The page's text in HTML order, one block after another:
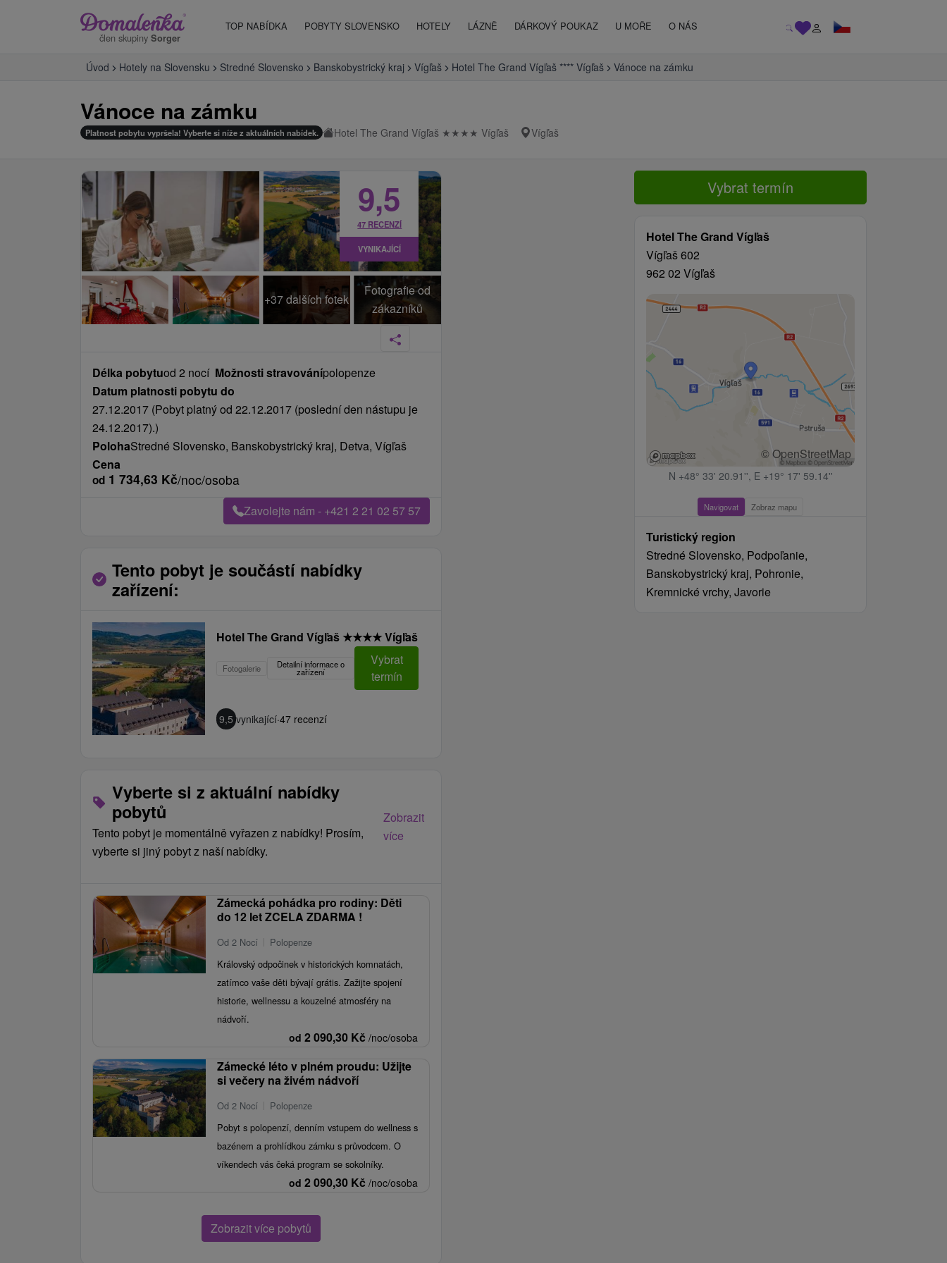
člen skupiny Sorger
TOP NABÍDKA POBYTY SLOVENSKO HOTELY LÁZNĚ DÁRKOVÝ POUKAZ U MOŘE O NÁS
Úvod Hotely na Slovensku Stredné Slovensko Banskobystrický kraj Vígľaš Hotel The Grand Vígľaš **** Vígľaš Vánoce na zámku
Vánoce na zámku
Platnost pobytu vypršela! Vyberte si níže z aktuálních nabídek. Hotel The Grand Vígľaš ★ ★ ★ ★ Vígľaš Vígľaš
Vybrat termín
Hotel The Grand Vígľaš
Vígľaš 602
962 02 Vígľaš
© OpenStreetMap
N +48° 33' 20.91'', E +19° 17' 59.14''
Navigovat Zobraz mapu
Turistický region
Stredné Slovensko, Podpoľanie,
Banskobystrický kraj, Pohronie,
Kremnické vrchy, Javorie
+37 dalších fotek
Fotografie od
zákazníků
9,5
47 RECENZÍ
VYNIKAJÍCÍ
Délka pobytuod 2 nocí Možnosti stravovánípolopenze
Datum platnosti pobytu do
27.12.2017 (Pobyt platný od 22.12.2017 (poslední den nástupu je
24.12.2017).)
PolohaStredné Slovensko, Banskobystrický kraj, Detva, Vígľaš
Cena
od 1 734,63 Kč/noc/osoba
Zavolejte nám - +421 2 21 02 57 57
Tento pobyt je součástí nabídky
zařízení:
Hotel The Grand Vígľaš ★★★★Vígľaš
Fotogalerie Detailní informace o
zařízení
Vybrat
termín
9,5 vynikající·47 recenzí
Vyberte si z aktuální nabídky
pobytů
Tento pobyt je momentálně vyřazen z nabídky! Prosím,
vyberte si jiný pobyt z naší nabídky.
Zobrazit
více
Zámecká pohádka pro rodiny: Děti
do 12 let ZCELA ZDARMA !
Od 2 Nocí
Polopenze
Královský odpočinek v historických komnatách,
zatímco vaše děti bývají grátis. Zažijte spojení
historie, wellnessu a kouzelné atmosféry na
nádvoří.
od 2 090,30 Kč /noc/osoba
Zámecké léto v plném proudu: Užijte
si večery na živém nádvoří
Od 2 Nocí
Polopenze
Pobyt s polopenzí, denním vstupem do wellness s
bazénem a prohlídkou zámku s průvodcem. O
víkendech vás čeká program se sokolníky.
od 2 090,30 Kč /noc/osoba
Zobrazit více pobytů